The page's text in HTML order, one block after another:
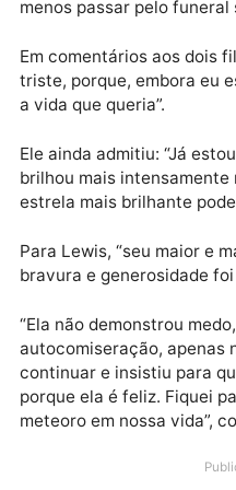
desdenhosa”.
“No final das contas,
“Sempre. Algumas
é um direito, algumas
difícil. É uma emoção
que você escolhe a
demonstrou
namoradas, muitas
menos passar pelo
Em comentários aos
triste, porque, embora